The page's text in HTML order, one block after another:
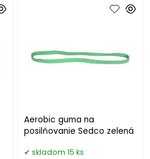
Aerobic guma na
posilňovanie Sedco zelená
skladom 15 ks